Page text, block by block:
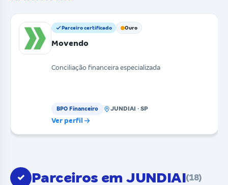
Parceiro certificado Ouro
Movendo
Conciliação financeira especializada
BPO Financeiro JUNDIAI · SP
Ver perfil
✓ Parceiros em JUNDIAI(18)